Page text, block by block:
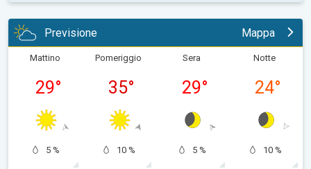
Previsione Mappa
Mattino
29°
5 %
Pomeriggio
35°
10 %
Sera
29°
5 %
Notte
24°
10 %